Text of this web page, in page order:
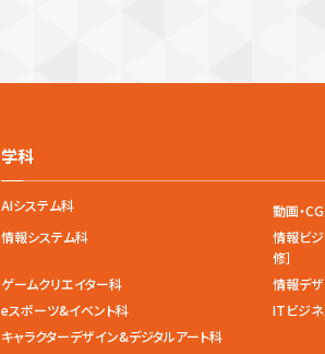
学科
AIシステム科
動画・
情報システム科
情報ビ
修］
ゲームクリエイター科
情報デザ
eスポーツ&イベント科
ITビジ
キャラクターデザイン&デジタルアート科